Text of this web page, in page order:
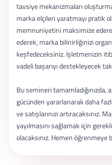
tavsiye mekanizmaları
marka elçileri yaratmayı pratik
memnuniyetini maksimize
ederek, marka bilinirliğinizi
keşfedeceksiniz. İşletmenizin
vadeli başarıyı destekleyecek
Bu semineri tamamladığınızda,
gücünden yararlanarak daha
ve satışlarınızı artıracaksınız.
yayılmasını sağlamak için
olacaksınız. Hemen öğrenmeye